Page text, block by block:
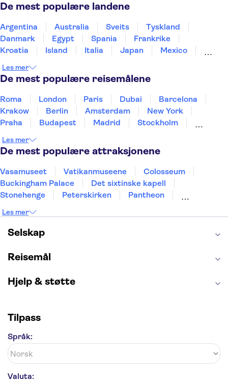
De mest populære landene
Argentina Australia Sveits
Tyskland
Danmark
Egypt Spania
Frankrike
Kroatia
Island Italia Japan
Mexico
Sverige
Thailand Tyrkia
Les mer
De mest populære reisemålene
Roma London Paris Dubai
Barcelona
Krakow
Berlin Amsterdam
New York
Praha
Budapest Madrid
Stockholm
Alicante
Les mer
De mest populære attraksjonene
Vasamuseet Vatikanmuseene
Colosseum
Buckingham Palace
Det sixtinske kapell
Stonehenge
Peterskirken
Pantheon
Burj Khalifa
Keukenhof
Edinburgh Castle
Alcatraz
Golden Circle
Les mer
Selskap
Reisemål
Hjelp & støtte
Tilpass
Språk:
Valuta: